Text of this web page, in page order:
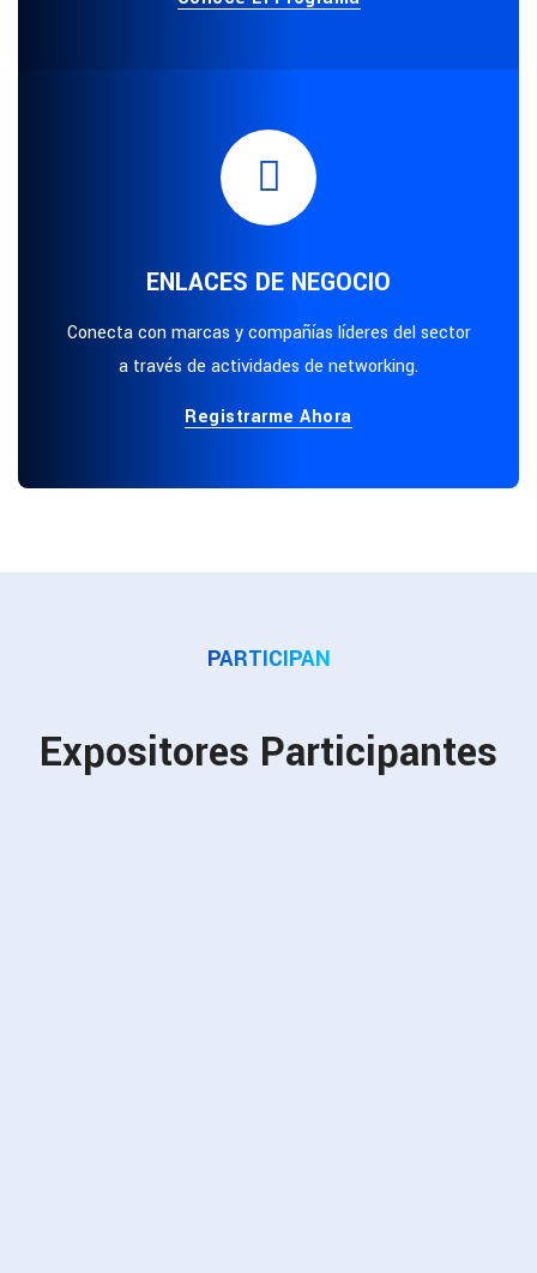
ENLACES DE NEGOCIO
Conecta con marcas y compañías líderes del sector
a través de actividades de networking.
Registrarme Ahora
PARTICIPAN
Expositores Participantes